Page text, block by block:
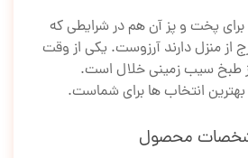
پخت و پز آن هم در شرایطی که
از منزل دارند آرزوست. یکی از وقت
طبخ سیب زمینی خلال است.
انتخاب ها برای شماست.
محصول